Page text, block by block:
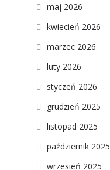
maj 2026
kwiecień 2026
marzec 2026
luty 2026
styczeń 2026
grudzień 2025
listopad 2025
październik 2025
wrzesień 2025